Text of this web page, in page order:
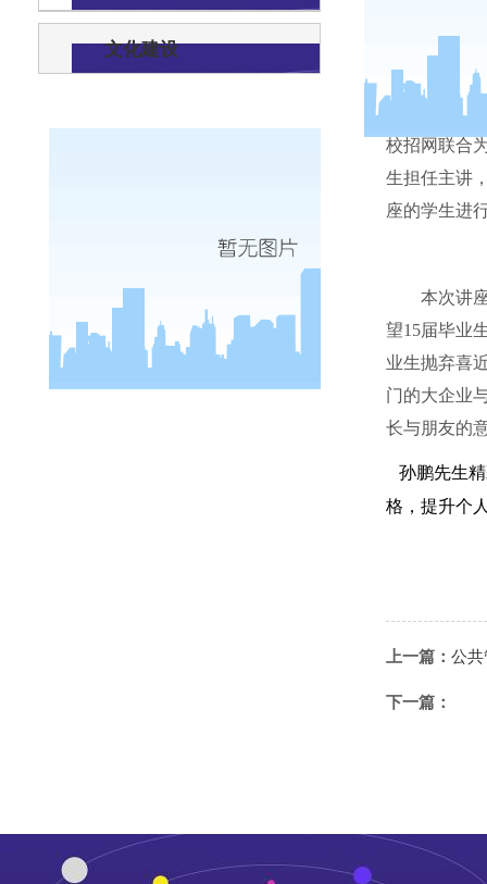
文化建设
18
校招网联合
生担任主讲
座的学生进
本次讲
望15届毕业
业生抛弃喜
门的大企业
长与朋友的
孙鹏先生
格，提升个
上一篇： 公
下一篇：